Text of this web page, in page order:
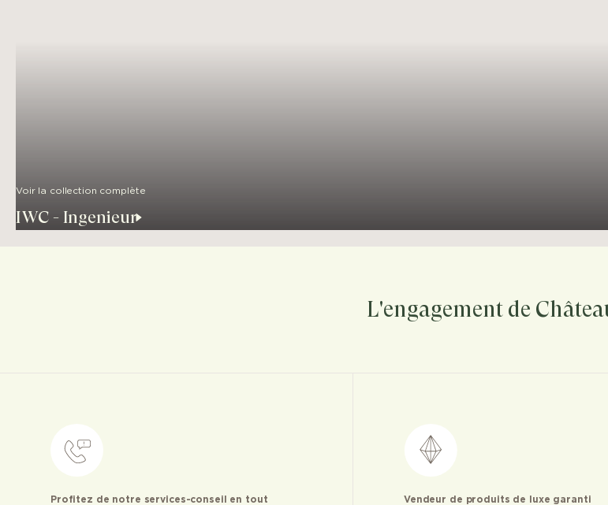
Voir la collection complète
IWC - Ingenieur
L'engagement de
Profitez de notre services-conseil en tout
Vendeur de produits de luxe garanti